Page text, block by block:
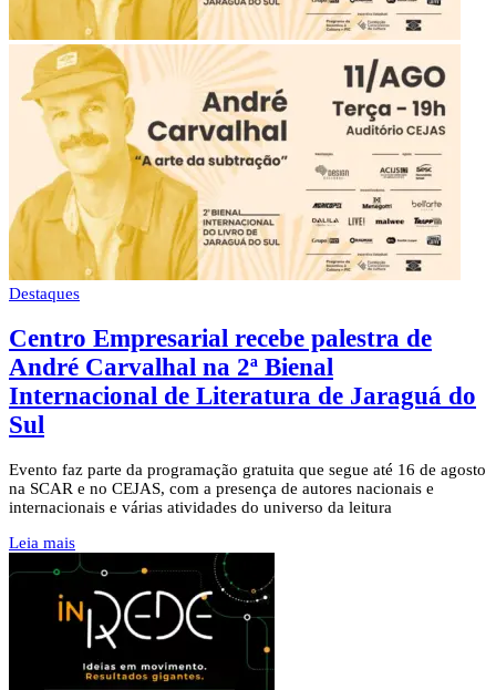
Destaques
Centro Empresarial recebe palestra de
André Carvalhal na 2ª Bienal
Internacional de Literatura de Jaraguá do
Sul
Evento faz parte da programação gratuita que segue até 16 de agosto
na SCAR e no CEJAS, com a presença de autores nacionais e
internacionais e várias atividades do universo da leitura
Leia mais